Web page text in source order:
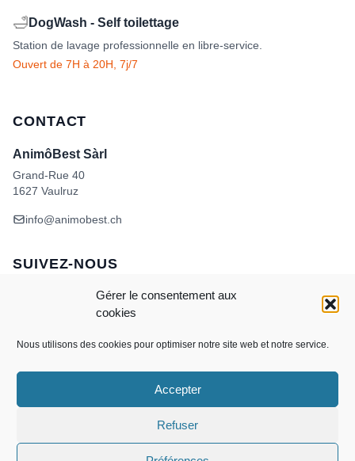
Gérer le consentement aux
cookies
Nous utilisons des cookies pour optimiser notre site web et notre service.
Accepter
Refuser
🛁 DogWash - Self toilettage
Station de lavage professionnelle en libre-service.
Ouvert de 7H à 20H, 7j/7
CONTACT
AnimôBest Sàrl
Grand-Rue 40
1627 Vaulruz
info@animobest.ch
SUIVEZ-NOUS
MasterCardCredit
POLITIQUE DE COOKIES